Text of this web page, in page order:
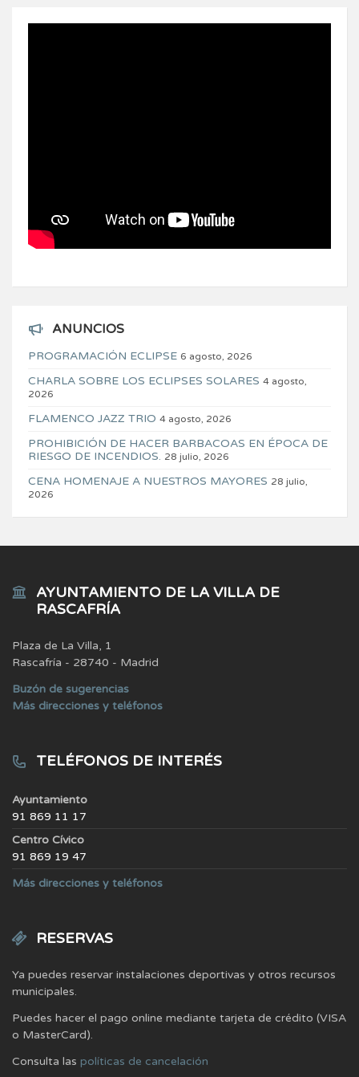
ANUNCIOS
PROGRAMACIÓN ECLIPSE 6 agosto, 2026
CHARLA SOBRE LOS ECLIPSES SOLARES 4 agosto,
2026
FLAMENCO JAZZ TRIO 4 agosto, 2026
PROHIBICIÓN DE HACER BARBACOAS EN ÉPOCA DE
RIESGO DE INCENDIOS. 28 julio, 2026
CENA HOMENAJE A NUESTROS MAYORES 28 julio,
2026
AYUNTAMIENTO DE LA VILLA DE
RASCAFRÍA
Plaza de La Villa, 1
Rascafría - 28740 - Madrid
Buzón de sugerencias
Más direcciones y teléfonos
TELÉFONOS DE INTERÉS
Ayuntamiento
91 869 11 17
Centro Cívico
91 869 19 47
Más direcciones y teléfonos
RESERVAS
Ya puedes reservar instalaciones deportivas y otros recursos
municipales.
Puedes hacer el pago online mediante tarjeta de crédito (VISA
o MasterCard).
Consulta las políticas de cancelación